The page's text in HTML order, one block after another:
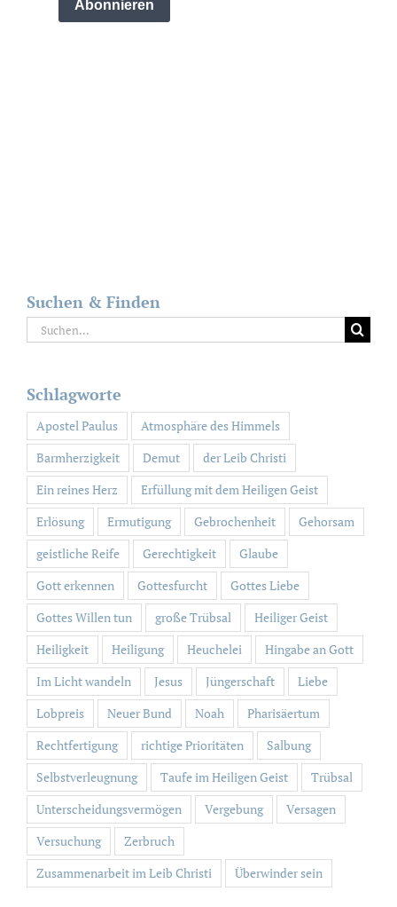
Suchen & Finden
Suche
nach:
Schlagworte
Apostel Paulus
Atmosphäre des Himmels
Barmherzigkeit
Demut
der Leib Christi
Ein reines Herz
Erfüllung mit dem Heiligen Geist
Erlösung
Ermutigung Gebrochenheit
Gehorsam
geistliche Reife
Gerechtigkeit
Glaube
Gott erkennen
Gottesfurcht
Gottes Liebe
Gottes Willen tun
große Trübsal
Heiliger Geist
Heiligkeit
Heiligung Heuchelei
Hingabe an Gott
Im Licht wandeln
Jesus Jüngerschaft
Liebe
Lobpreis
Neuer Bund Noah
Pharisäertum
Rechtfertigung
richtige Prioritäten
Salbung
Selbstverleugnung
Taufe im Heiligen Geist
Trübsal
Unterscheidungsvermögen
Vergebung
Versagen
Versuchung
Zerbruch
Zusammenarbeit im Leib Christi
Überwinder sein